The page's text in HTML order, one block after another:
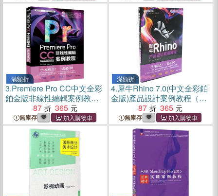
滿額折
3.Premiere Pro CC中文全彩
鉑金版非線性編輯案例教程
（簡體書）
87 365
無庫存
滿額折
4.犀牛Rhino 7.0(中文全彩鉑
金版)產品設計案例教程（簡
87 365
無庫存